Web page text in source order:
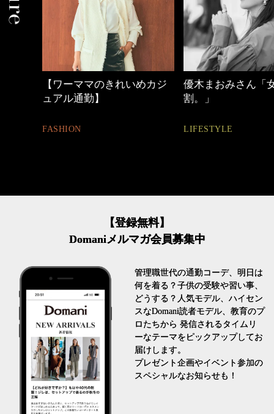
【ワーママのきれいめカジ
ュアル通勤】
FASHION
優木まおみさん「
割。」
LIFESTYLE
【登録無料】
Domaniメルマガ会員募集中
管理職世代の通勤コーデ、明日は
何を着る？子供の受験や習い事、
どうする？人気モデル、ハイセン
スなDomani読者モデル、教育のプ
ロたちから 発信されるタイムリ
ーなテーマをピックアップしてお
届けします。
プレゼント企画やイベント参加の
スペシャルなお知らせも！